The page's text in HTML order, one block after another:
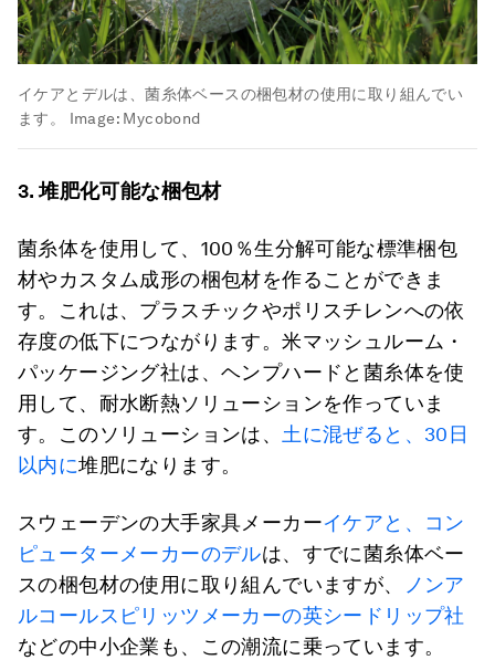
イケアとデルは、菌糸体ベースの梱包材の使用に取り組んでい
ます。
Image: Mycobond
3.堆肥化可能な梱包材
菌糸体を使用して、100％生分解可能な標準梱包
材やカスタム成形の梱包材を作ることができま
す。これは、プラスチックやポリスチレンへの依
存度の低下につながります。米マッシュルーム・
パッケージング社は、ヘンプハードと菌糸体を使
用して、耐水断熱ソリューションを作っていま
す。このソリューションは、土に混ぜると、30日
以内に堆肥になります。
スウェーデンの大手家具メーカーイケアと、コン
ピューターメーカーのデルは、すでに菌糸体ベー
スの梱包材の使用に取り組んでいますが、
ノンア
ルコールスピリッツメーカーの英シードリップ社
などの中小企業も、この潮流に乗っています。